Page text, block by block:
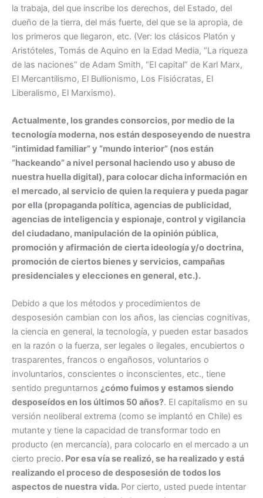
la trabaja, del que inscribe los derechos, del Estado, del
dueño de la tierra, del más fuerte, del que se la apropia, de
los primeros que llegaron, etc. (Ver: los clásicos Platón y
Aristóteles, Tomás de Aquino en la Edad Media, “La riqueza
de las naciones” de Adam Smith, “El capital” de Karl Marx,
El Mercantilismo, El Bullionismo, Los Fisiócratas, El
Liberalismo, El Marxismo).
Actualmente, los grandes consorcios, por medio de la
tecnología moderna, nos están desposeyendo de nuestra
“intimidad familiar” y “mundo interior” (nos están
“hackeando” a nivel personal haciendo uso y abuso de
nuestra huella digital), para colocar dicha información en
el mercado, al servicio de quien la requiera y pueda pagar
por ella (propaganda política, agencias de publicidad,
agencias de inteligencia y espionaje, control y vigilancia
del ciudadano, manipulación de la opinión pública,
promoción y afirmación de cierta ideología y/o doctrina,
promoción de ciertos bienes y servicios, campañas
presidenciales y elecciones en general, etc.).
Debido a que los métodos y procedimientos de
desposesión cambian con los años, las ciencias cognitivas,
la ciencia en general, la tecnología, y pueden estar basados
en la razón o la fuerza, ser legales o ilegales, encubiertos o
trasparentes, francos o engañosos, voluntarios o
involuntarios, conscientes o inconscientes, etc., tiene
sentido preguntarnos ¿cómo fuimos y estamos siendo
desposeídos en los últimos 50 años?. El capitalismo en su
versión neoliberal extrema (como se implantó en Chile) es
mutante y tiene la capacidad de transformar todo en
producto (en mercancía), para colocarlo en el mercado a un
cierto precio. Por esa vía se realizó, se ha realizado y está
realizando el proceso de desposesión de todos los
aspectos de nuestra vida. Por cierto, usted puede intentar